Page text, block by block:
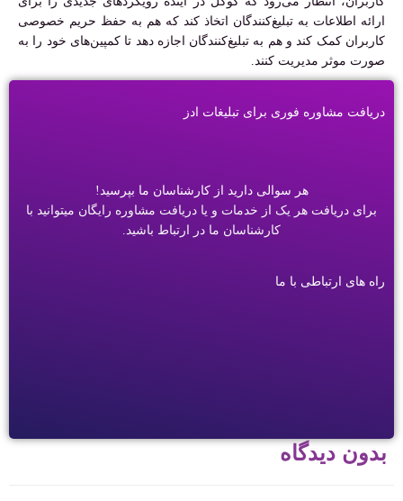
ارائه اطلاعات به تبلیغ‌کنندگان اتخاذ کند که هم به حفظ حریم خصوصی
کاربران کمک کند و هم به تبلیغ‌کنندگان اجازه دهد تا کمپین‌های خود را به
صورت موثر مدیریت کنند.
دریافت مشاوره فوری برای تبلیغات ادز
هر سوالی دارید از کارشناسان ما بپرسید!
برای دریافت هر یک از خدمات و یا دریافت مشاوره رایگان میتوانید با
کارشناسان ما در ارتباط باشید.
راه های ارتباطی با ما
بدون دیدگاه